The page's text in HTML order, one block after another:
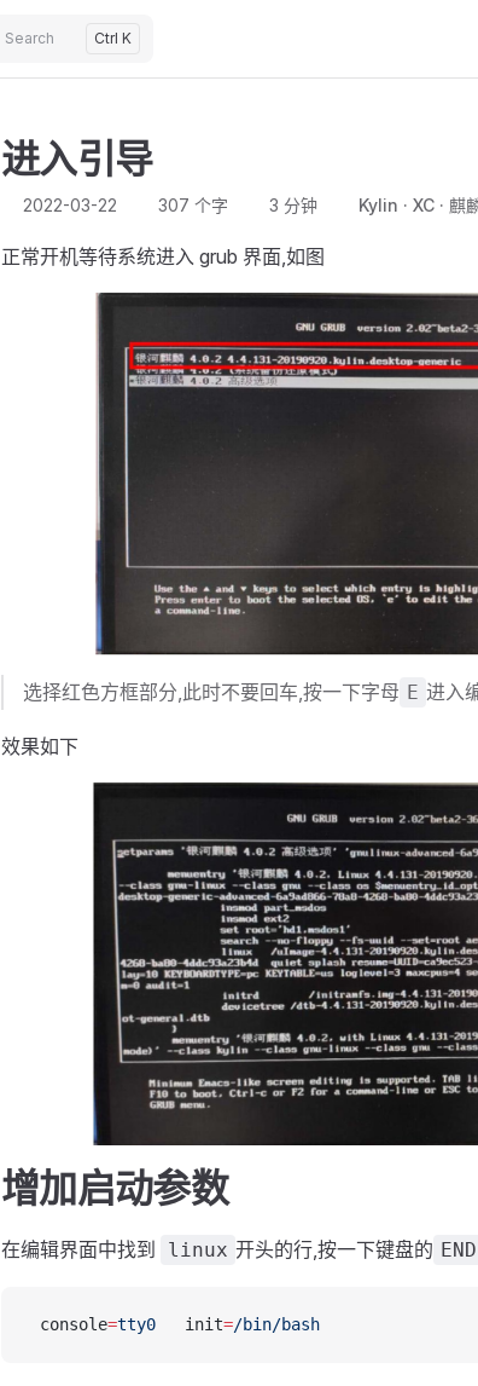
Search Ctrl K
进入引导
2022-03-22 307 个字 3 分钟 Kylin XC 麒
正常开机等待系统进入 grub 界面,如图
选择红色方框部分,此时不要回车,按一下字母 E 进入
效果如下
增加启动参数
在编辑界面中找到 linux 开头的行,按一下键盘的 END
console=tty0
	init
=/bin/bash